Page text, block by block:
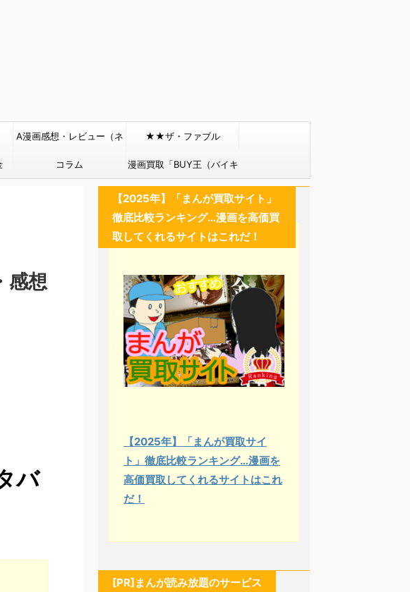
A漫画感想・レビュー（ネ
タバレあり）
★★ザ・ファブル
コラム 漫画買取「BUY王（バイキ
ング）」
感想
バ
【2025年】「まんが買取サイト」
徹底比較ランキング…漫画を高価買
取してくれるサイトはこれだ！
【2025年】「まんが買取サイ
ト」徹底比較ランキング…漫画を
高価買取してくれるサイトはこれ
だ！
[PR]まんが読み放題のサービス